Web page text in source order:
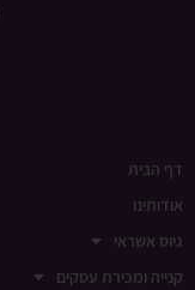
דף הבית
אודותינו
גיוס אשראי
קנייה ומכירת עסקים